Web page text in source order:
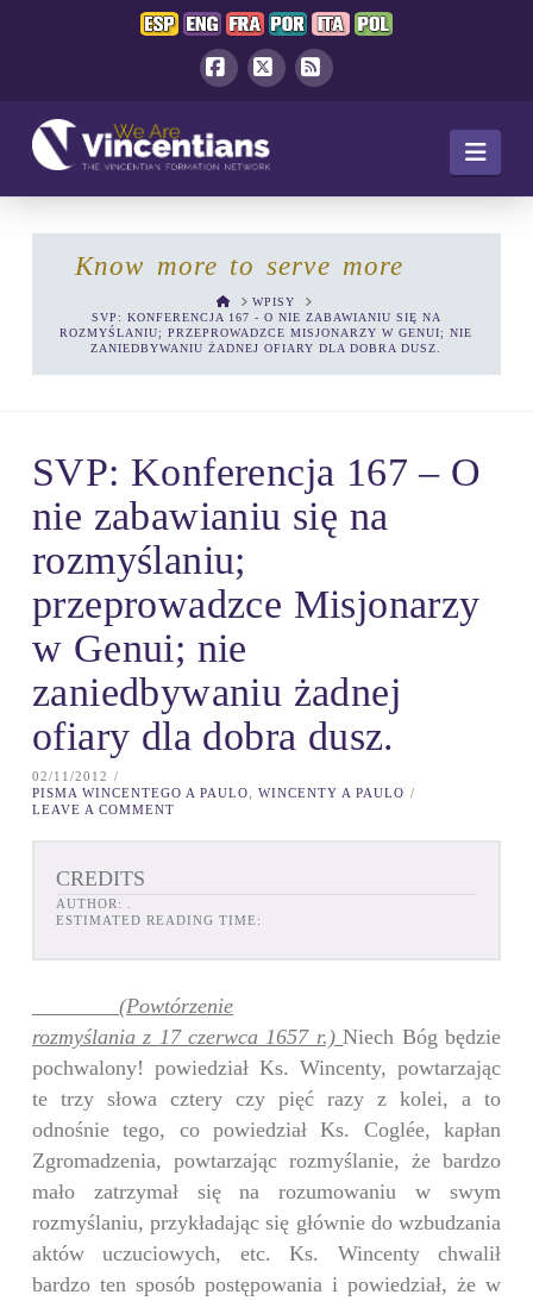
Know more to serve more
HOMEWPISY
SVP: KONFERENCJA 167 - O NIE ZABAWIANIU SIĘ NA
ROZMYŚLANIU; PRZEPROWADZCE MISJONARZY W GENUI; NIE
ZANIEDBYWANIU ŻADNEJ OFIARY DLA DOBRA DUSZ.
SVP: Konferencja 167 – O
nie zabawianiu się na
rozmyślaniu;
przeprowadzce Misjonarzy
w Genui; nie
zaniedbywaniu żadnej
ofiary dla dobra dusz.
02/11/2012
PISMA WINCENTEGO A PAULO
WINCENTY A PAULO
LEAVE A COMMENT
CREDITS
AUTHOR:
ESTIMATED READING TIME:
(Powtórzenie
rozmyślania z 17 czerwca 1657 r.)Niech Bóg będzie
pochwalony! powiedział Ks. Wincenty, powtarzając
te trzy słowa cztery czy pięć razy z kolei, a to
odnośnie tego, co powiedział Ks. Coglée, kapłan
Zgromadzenia, powtarzając rozmyślanie, że bardzo
mało zatrzymał się na rozumowaniu w swym
rozmyślaniu, przykładając się głównie do wzbudzania
aktów uczuciowych, etc. Ks. Wincenty chwalił
bardzo ten sposób postępowania i powiedział, że w